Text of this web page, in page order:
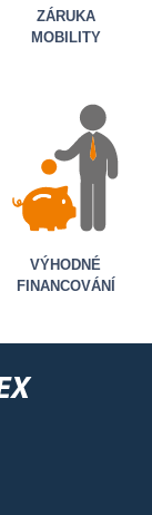
ZÁRUKA
MOBILITY
VÝHODNÉ
FINANCOVÁNÍ